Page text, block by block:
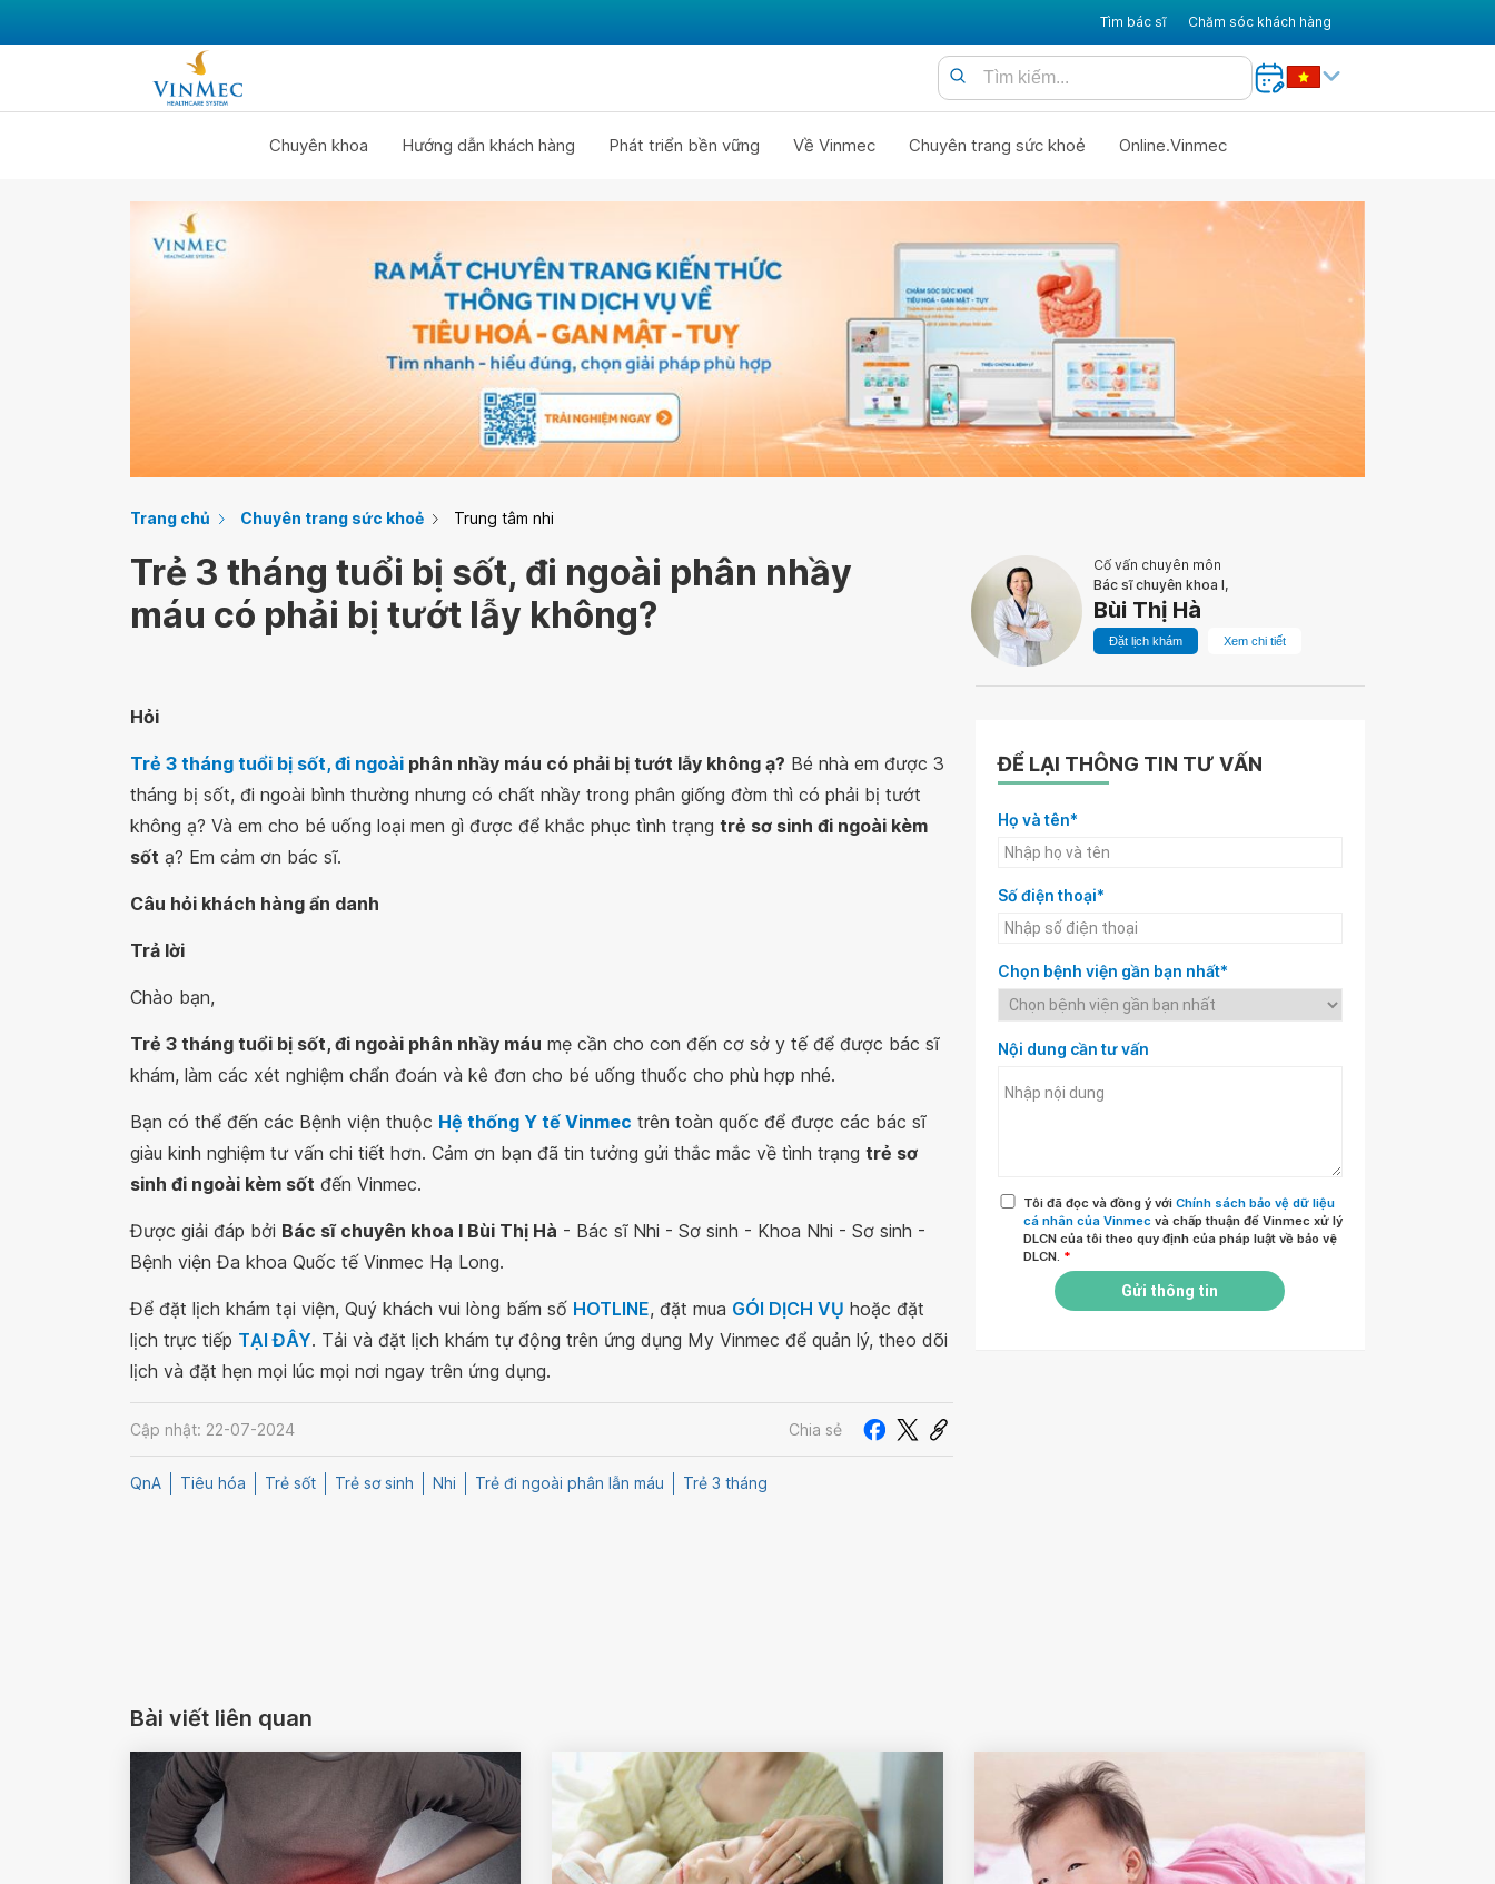
Tìm bác sĩ Chăm sóc khách hàng
Chuyên khoa Hướng dẫn khách hàng Phát triển bền vững Về Vinmec Chuyên trang sức khoẻ Online.Vinmec
Trang chủ Chuyên trang sức khoẻ Trung tâm nhi
Trẻ 3 tháng tuổi bị sốt, đi ngoài phân nhầy
máu có phải bị tướt lẫy không?
Cố vấn chuyên môn
Bác sĩ chuyên khoa I,
Bùi Thị Hà
Đặt lịch khám Xem chi tiết
Hỏi‌ ‌
Trẻ 3 tháng tuổi bị sốt, đi ngoài phân nhầy máu có phải bị tướt lẫy không ạ? Bé nhà em được 3
tháng bị sốt, đi ngoài bình thường nhưng có chất nhầy trong phân giống đờm thì có phải bị tướt
không ạ? Và em cho bé uống loại men gì được để khắc phục tình trạng trẻ sơ sinh đi ngoài kèm
sốt ạ? Em cảm ơn bác sĩ.
Câu hỏi khách hàng ẩn danh
Trả lời
Chào bạn,
Trẻ 3 tháng tuổi bị sốt, đi ngoài phân nhầy máu mẹ cần cho con đến cơ sở y tế để được bác sĩ
khám, làm các xét nghiệm chẩn đoán và kê đơn cho bé uống thuốc cho phù hợp nhé.
Bạn có thể đến các Bệnh viện thuộc Hệ thống Y tế Vinmec trên toàn quốc để được các bác sĩ
giàu kinh nghiệm tư vấn chi tiết hơn. Cảm ơn bạn đã tin tưởng gửi thắc mắc về tình trạng trẻ sơ
sinh đi ngoài kèm sốt đến Vinmec.
Được giải đáp bởi Bác sĩ chuyên khoa I Bùi Thị Hà - Bác sĩ Nhi - Sơ sinh - Khoa Nhi - Sơ sinh -
Bệnh viện Đa khoa Quốc tế Vinmec Hạ Long.
Để đặt lịch khám tại viện, Quý khách vui lòng bấm số HOTLINE, đặt mua GÓI DỊCH VỤ hoặc đặt
lịch trực tiếp TẠI ĐÂY. Tải và đặt lịch khám tự động trên ứng dụng My Vinmec để quản lý, theo dõi
lịch và đặt hẹn mọi lúc mọi nơi ngay trên ứng dụng.
Cập nhật: 22-07-2024 Chia sẻ
QnA Tiêu hóa Trẻ sốt Trẻ sơ sinh Nhi Trẻ đi ngoài phân lẫn máu Trẻ 3 tháng
ĐỂ LẠI THÔNG TIN TƯ VẤN
Họ và tên*
Số điện thoại*
Chọn bệnh viện gần bạn nhất*
Nội dung cần tư vấn
Tôi đã đọc và đồng ý với Chính sách bảo vệ dữ liệu
cá nhân của Vinmec và chấp thuận để Vinmec xử lý
DLCN của tôi theo quy định của pháp luật về bảo vệ
DLCN. *
Gửi thông tin
Bài viết liên quan